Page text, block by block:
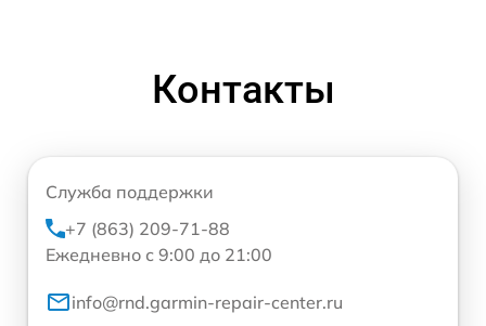
Контакты
Служба поддержки
+7 (863) 209-71-88
Ежедневно с 9:00 до 21:00
info@rnd.garmin-repair-center.ru